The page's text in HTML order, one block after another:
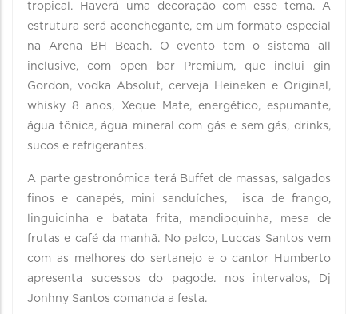
tropical. Haverá uma decoração com esse tema. A
estrutura será aconchegante, em um formato especial
na Arena BH Beach. O evento tem o sistema all
inclusive, com open bar Premium, que inclui gin
Gordon, vodka Absolut, cerveja Heineken e Original,
whisky 8 anos, Xeque Mate, energético, espumante,
água tônica, água mineral com gás e sem gás, drinks,
sucos e refrigerantes.
A parte gastronômica terá Buffet de massas, salgados
finos e canapés, mini sanduíches, isca de frango,
linguicinha e batata frita, mandioquinha, mesa de
frutas e café da manhã. No palco, Luccas Santos vem
com as melhores do sertanejo e o cantor Humberto
apresenta sucessos do pagode. nos intervalos, Dj
Jonhny Santos comanda a festa.